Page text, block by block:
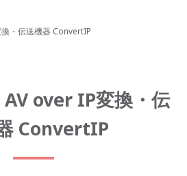
換・伝送機器 ConvertIP
AV over IP変換・伝
ConvertIP